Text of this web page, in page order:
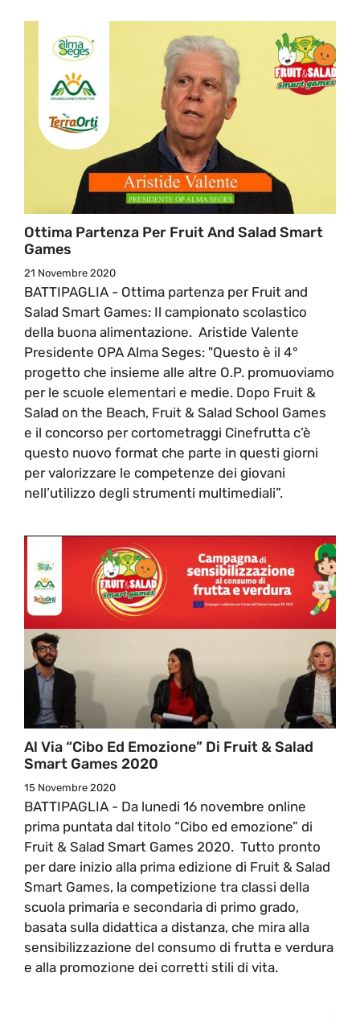
Ottima Partenza Per Fruit And Salad Smart
Games
21 Novembre 2020
BATTIPAGLIA - Ottima partenza per Fruit and
Salad Smart Games: Il campionato scolastico
della buona alimentazione. Aristide Valente
Presidente OPA Alma Seges: "Questo è il 4°
progetto che insieme alle altre O.P. promuoviamo
per le scuole elementari e medie. Dopo Fruit &
Salad on the Beach, Fruit & Salad School Games
e il concorso per cortometraggi Cinefrutta c’è
questo nuovo format che parte in questi giorni
per valorizzare le competenze dei giovani
nell’utilizzo degli strumenti multimediali”.
Al Via “Cibo Ed Emozione” Di Fruit & Salad
Smart Games 2020
15 Novembre 2020
BATTIPAGLIA - Da lunedi 16 novembre online
prima puntata dal titolo “Cibo ed emozione” di
Fruit & Salad Smart Games 2020. Tutto pronto
per dare inizio alla prima edizione di Fruit & Salad
Smart Games, la competizione tra classi della
scuola primaria e secondaria di primo grado,
basata sulla didattica a distanza, che mira alla
sensibilizzazione del consumo di frutta e verdura
e alla promozione dei corretti stili di vita.